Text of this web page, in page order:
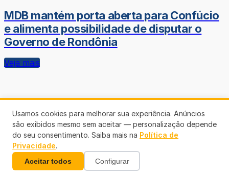
MDB mantém porta aberta para Confúcio
e alimenta possibilidade de disputar o
Governo de Rondônia
Veja mais
Usamos cookies para melhorar sua experiência. Anúncios
são exibidos mesmo sem aceitar — personalização depende
do seu consentimento. Saiba mais na Política de
Privacidade.
Aceitar todos Configurar